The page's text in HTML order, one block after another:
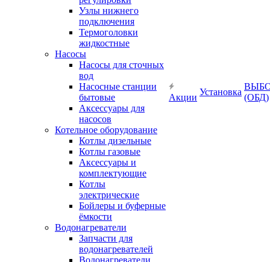
Узлы нижнего
подключения
Термоголовки
жидкостные
Насосы
Насосы для сточных
вод
Насосные станции
бытовые
Аксессуары для
насосов
Котельное оборудование
Котлы дизельные
Котлы газовые
Аксессуары и
комплектующие
Котлы
электрические
Бойлеры и буферные
ёмкости
Водонагреватели
Запчасти для
водонагревателей
Водонагреватели
Акции
Установка
(ОБД)